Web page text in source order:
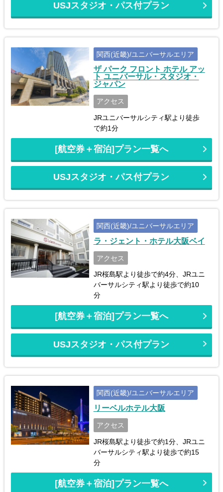
USJスタジオ・パス付プラン
関西(近畿)/ユニバーサルエリア
ザ パーク フロント ホテル アッ
ト ユニバーサル・スタジオ・
ジャパン
アクセス
JRユニバーサルシティ駅より徒歩
で約1分
[航空券＋宿泊]プラン一覧へ
USJスタジオ・パス付プラン
関西(近畿)/ユニバーサルエリア
ラ・ジェント・ホテル大阪ベイ
アクセス
JR桜島駅より徒歩で約4分、JRユニ
バーサルシティ駅より徒歩で約10
分
[航空券＋宿泊]プラン一覧へ
USJスタジオ・パス付プラン
関西(近畿)/ユニバーサルエリア
リーベルホテル大阪
アクセス
JR桜島駅より徒歩で約1分、JRユニ
バーサルシティ駅より徒歩で約15
分
[航空券＋宿泊]プラン一覧へ